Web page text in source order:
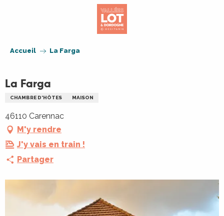
Accueil La Farga
La Farga
CHAMBRE D'HÔTES MAISON
46110 Carennac
M'y rendre
J'y vais en train !
Partager